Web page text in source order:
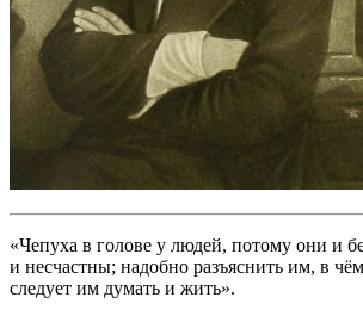
«Чепуха в голове у людей, потому они и
и несчастны; надобно разъяснить им, в
следует им думать и жить».